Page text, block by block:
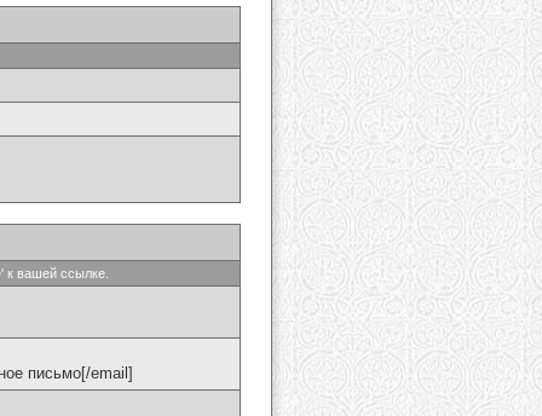
к вашей ссылке.
письмо[/email]